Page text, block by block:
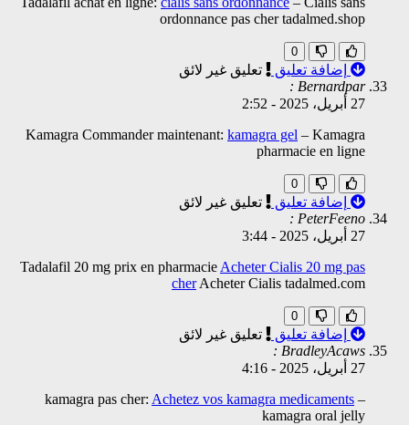
ordonnance pas cher tadalmed.shop
0
إضافة تعليق
تعليق غير لائق
Bernardpar :
27 أبريل، 2025
-
2:52
Kamagra Commander maintenant: kamagra gel – Kamagra
pharmacie en ligne
0
إضافة تعليق
تعليق غير لائق
PeterFeeno :
27 أبريل، 2025
-
3:44
Tadalafil 20 mg prix en pharmacie Acheter Cialis 20 mg pas
cherAcheter Cialis tadalmed.com
0
إضافة تعليق
تعليق غير لائق
BradleyAcaws :
27 أبريل، 2025
-
4:16
kamagra pas cher: Achetez vos kamagra medicaments –
kamagra oral jelly